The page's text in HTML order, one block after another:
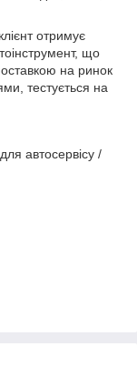
отримує
що
на ринок
тестується на
автосервісу /